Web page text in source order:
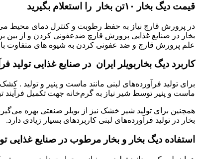
قیمت دیگ بخار ۱۰تن بخار را استعلام بگیرید
در پرورش قارچ نیاز به حفظ رطوبت و کنترل دمای محیط
بخار در صنایع غذایی پرورش قارچ ضدعفونی کردن و از
علم پرورش قارچ و ضد عفونی کردن به شیوه های متفاوت با
کاربرد دیگ بخاربویلر ایران در صنایع غذایی تولید
برای تولید فرآورده‌های لبنی مانند ماست و پنیر و تولید
ماست و پنیر توسط شیر نیاز به گرم‌خانه جهت تکمیل فرآیند
همچنین برای تولید شیر خشک نیز از بویلر صنعتی بهره
بخار در تولید فرآورده‌های لبنی کاربردهای بسیار زیادی دارد.
استفاده دیگ بخار و بخار مرطوب در صنایع